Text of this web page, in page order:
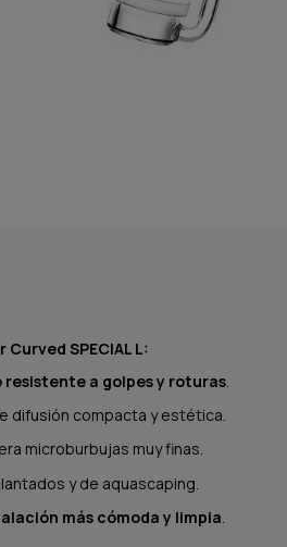
SPECIAL L:
a golpes y roturas.
difusión compacta y estética.
microburbujas muy finas.
y de aquascaping.
más cómoda y limpia